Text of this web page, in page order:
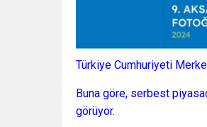
Türkiye Cumhuriyeti
Buna göre, serbest
görüyor.